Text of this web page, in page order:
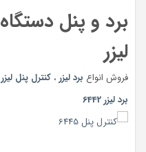
برد و پنل دستگاه
لیزر
فروش انواع برد لیزر ، کنترل پنل لیزر
برد لیزر 6442